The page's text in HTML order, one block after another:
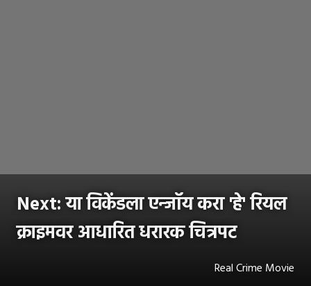
Next: या विकेंडला एन्जॉय करा 'हे' रियल
क्राइमवर आधारित धरारक चित्रपट
Real Crime Movie